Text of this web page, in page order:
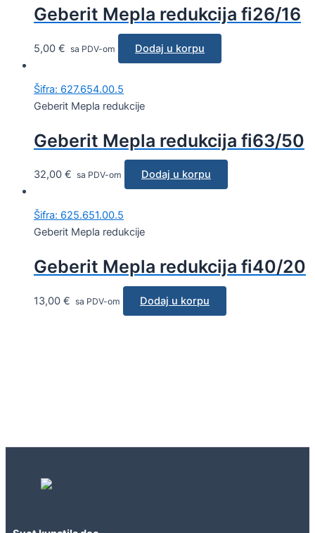
Geberit Mepla redukcija fi26/16
5,00 € sa PDV-om Dodaj u korpu
Šifra: 627.654.00.5
Geberit Mepla redukcije
Geberit Mepla redukcija fi63/50
32,00 € sa PDV-om Dodaj u korpu
Šifra: 625.651.00.5
Geberit Mepla redukcije
Geberit Mepla redukcija fi40/20
13,00 € sa PDV-om Dodaj u korpu